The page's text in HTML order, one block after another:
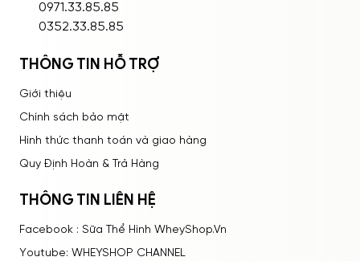
0971.33.85.85
0352.33.85.85
THÔNG TIN HỖ TRỢ
Giới thiệu
Chính sách bảo mật
Hình thức thanh toán và giao hàng
Quy Định Hoàn & Trả Hàng
THÔNG TIN LIÊN HỆ
Facebook : Sữa Thể Hình WheyShop.Vn
Youtube: WHEYSHOP CHANNEL